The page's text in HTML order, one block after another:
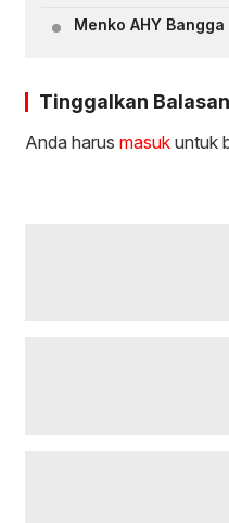
Menko AHY
Tinggalkan Balasan
Anda harus masuk untuk